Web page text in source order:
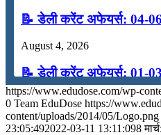
📝 डेली करेंट अफेयर्स: 04-
August 4, 2026
📝 डेली करेंट अफेयर्स: 01-
July 31, 2026
📝 डेली करेंट अफेयर्स: 28-
https://www.edudose.com/wp-
0 Team EduDose https://
content/uploads/2014/05/Logo.png
23:05:492022-03-11 13:11:098